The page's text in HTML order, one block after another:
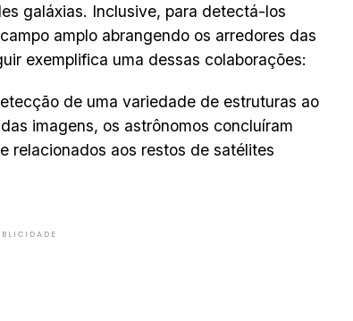
galáxias. Inclusive, para detectá-los
amplo abrangendo os arredores das
exemplifica uma dessas colaborações:
de uma variedade de estruturas ao
imagens, os astrônomos concluíram
relacionados aos restos de satélites